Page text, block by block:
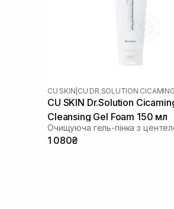
CU SKIN CU DR.SOLUTION CICAMING
CU SKIN Dr.Solution
Cleansing Gel Foam 150 мл
Очищуюча гель-пінка з
1 080₴